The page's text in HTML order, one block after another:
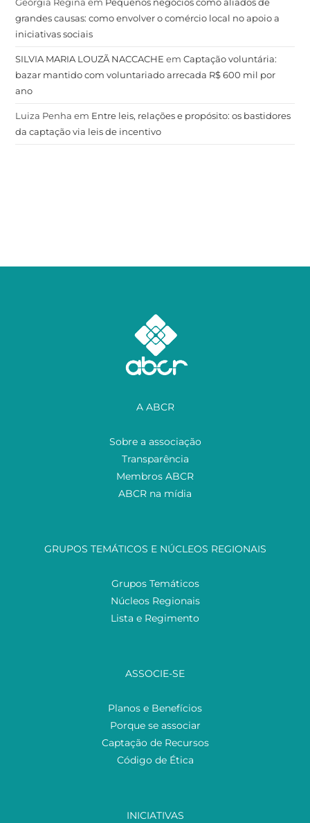
grandes causas: como envolver o comércio local no apoio a
iniciativas sociais
SILVIA MARIA LOUZÃ NACCACHE emCaptação voluntária:
bazar mantido com voluntariado arrecada R$ 600 mil por
ano
Luiza Penha em Entre leis, relações e propósito: os bastidores
da captação via leis de incentivo
A ABCR
Sobre a associação
Transparência
Membros ABCR
ABCR na mídia
GRUPOS TEMÁTICOS E NÚCLEOS REGIONAIS
Grupos Temáticos
Núcleos Regionais
Lista e Regimento
ASSOCIE-SE
Planos e Benefícios
Porque se associar
Captação de Recursos
Código de Ética
INICIATIVAS